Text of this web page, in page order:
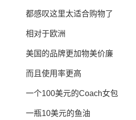
都感叹这里太适合购物了
相对于欧洲
美国的品牌更加物美价廉
而且使用率更高
一个100美元的Coach女包
一瓶10美元的鱼油